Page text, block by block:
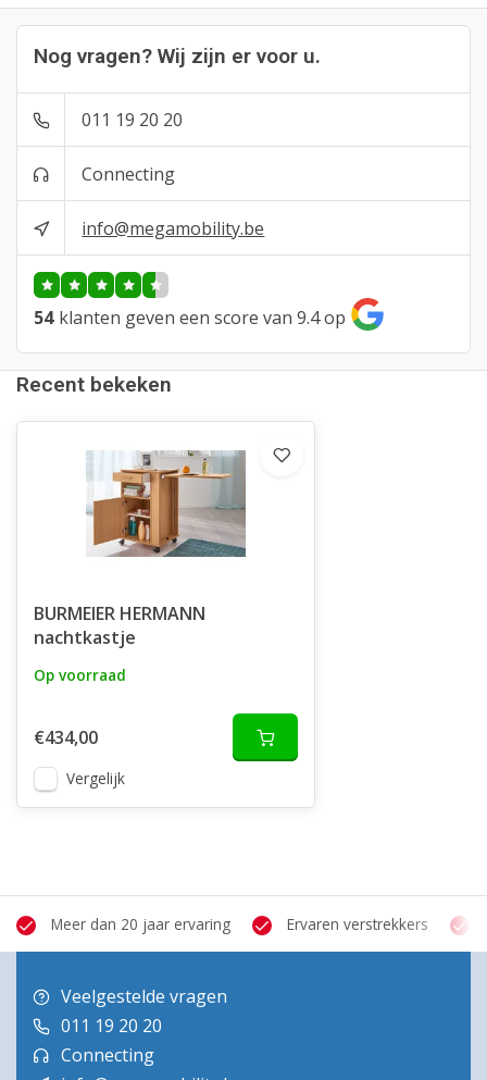
Nog vragen? Wij zijn er voor u.
011 19 20 20
Connecting
info@megamobility.be
54 klanten geven een score van 9.4 op
Recent bekeken
BURMEIER HERMANN
nachtkastje
Op voorraad
€434,00
Vergelijk
Meer dan 20 jaar ervaring Ervaren verstrekkers
Veelgestelde vragen
011 19 20 20
Connecting